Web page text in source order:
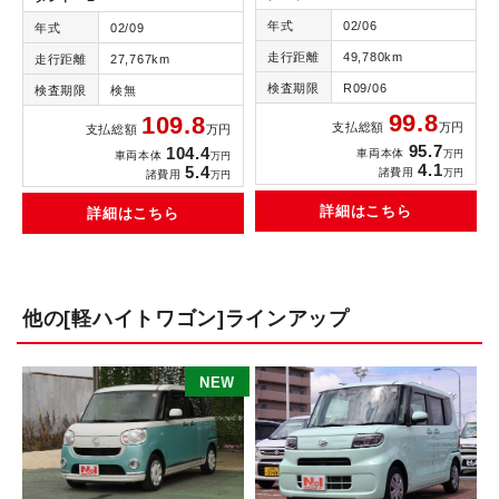
年式 02/09
走行距離 27,767km
検査期限 検無
支払総額 109.8万円
車両本体 104.4万円
諸費用 5.4万円
詳細はこちら
年式 02/06
走行距離 49,780km
検査期限 R09/06
支払総額 99.8万円
車両本体 95.7万円
諸費用 4.1万円
詳細はこちら
他の[軽ハイトワゴン]ラインアップ
EW